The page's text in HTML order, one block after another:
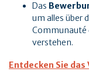
Das
um alles über
Communauté
verstehen.
Entdecken Sie das